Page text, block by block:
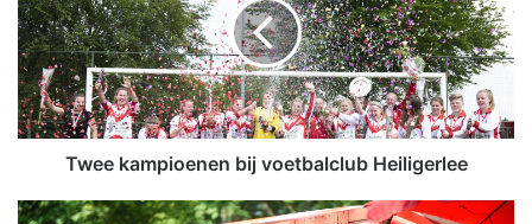
e
k
a
m
p
i
n
Twee kampioenen bij voetbalclub Heiligerlee
F